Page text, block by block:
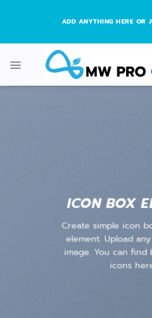
ADD ANYTHING HERE OR
ICON BOX
Create simple icon
element. Upload
image. You can find
icons